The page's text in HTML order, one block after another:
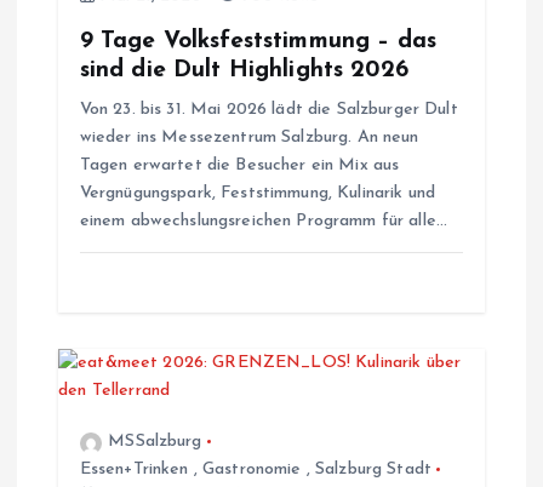
t
9 Tage Volksfeststimmung – das
sind die Dult Highlights 2026
Von 23. bis 31. Mai 2026 lädt die Salzburger Dult
wieder ins Messezentrum Salzburg. An neun
Tagen erwartet die Besucher ein Mix aus
Vergnügungspark, Feststimmung, Kulinarik und
einem abwechslungsreichen Programm für alle…
MSSalzburg
Essen+Trinken ,Gastronomie ,Salzburg Stadt